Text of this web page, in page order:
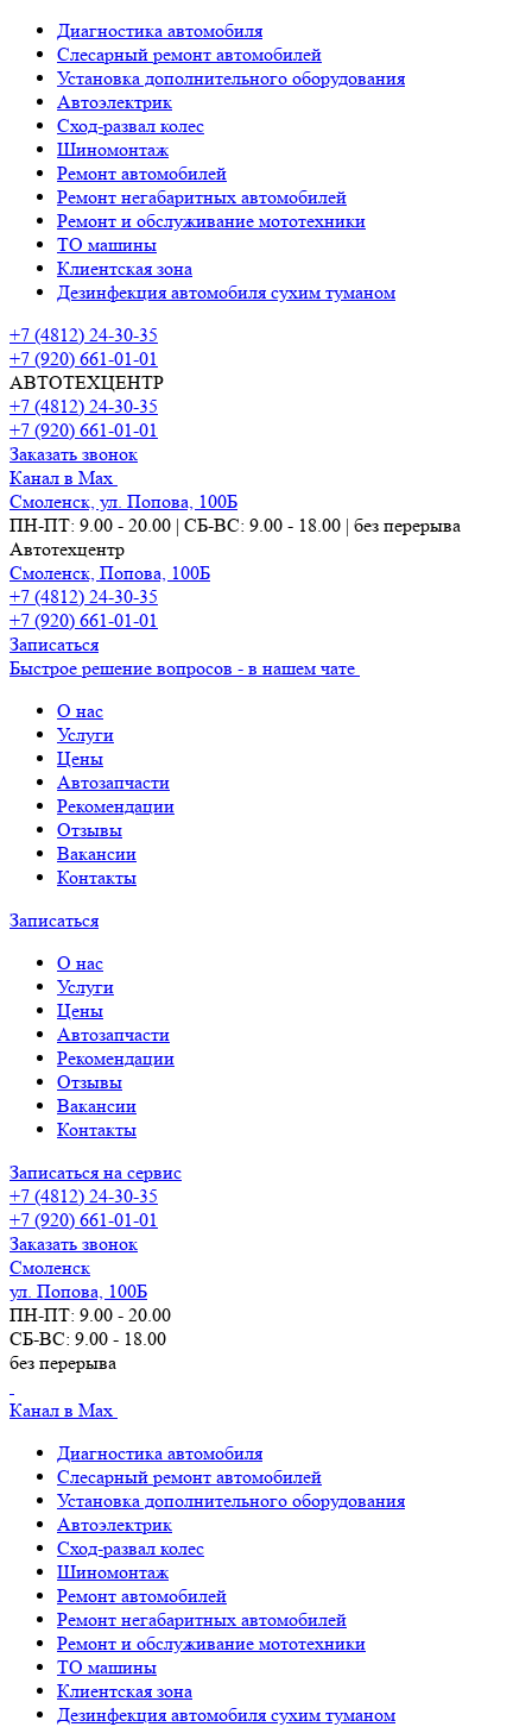
Диагностика автомобиля
Слесарный ремонт автомобилей
Установка дополнительного оборудования
Автоэлектрик
Сход-развал колес
Шиномонтаж
Ремонт автомобилей
Ремонт негабаритных автомобилей
Ремонт и обслуживание мототехники
ТО машины
Клиентская зона
Дезинфекция автомобиля сухим туманом
+7 (4812) 24-30-35
+7 (920) 661-01-01
АВТОТЕХЦЕНТР
+7 (4812) 24-30-35
+7 (920) 661-01-01
Заказать звонок
Канал в Max
Смоленск, ул. Попова, 100Б
ПН-ПТ: 9.00 - 20.00 | СБ-ВС: 9.00 - 18.00 | без перерыва
Автотехцентр
Смоленск, Попова, 100Б
+7 (4812) 24-30-35
+7 (920) 661-01-01
Записаться
Быстрое решение вопросов - в нашем чате
О нас
Услуги
Цены
Автозапчасти
Рекомендации
Отзывы
Вакансии
Контакты
Записаться
О нас
Услуги
Цены
Автозапчасти
Рекомендации
Отзывы
Вакансии
Контакты
Записаться на сервис
+7 (4812) 24-30-35
+7 (920) 661-01-01
Заказать звонок
Смоленск
ул. Попова, 100Б
ПН-ПТ: 9.00 - 20.00
СБ-ВС: 9.00 - 18.00
без перерыва
Канал в Max
Диагностика автомобиля
Слесарный ремонт автомобилей
Установка дополнительного оборудования
Автоэлектрик
Сход-развал колес
Шиномонтаж
Ремонт автомобилей
Ремонт негабаритных автомобилей
Ремонт и обслуживание мототехники
ТО машины
Клиентская зона
Дезинфекция автомобиля сухим туманом